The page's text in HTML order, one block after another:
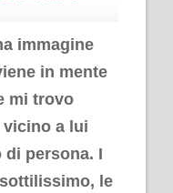
immagine
in mente
mi trovo
vicino a lui
di persona. I
le